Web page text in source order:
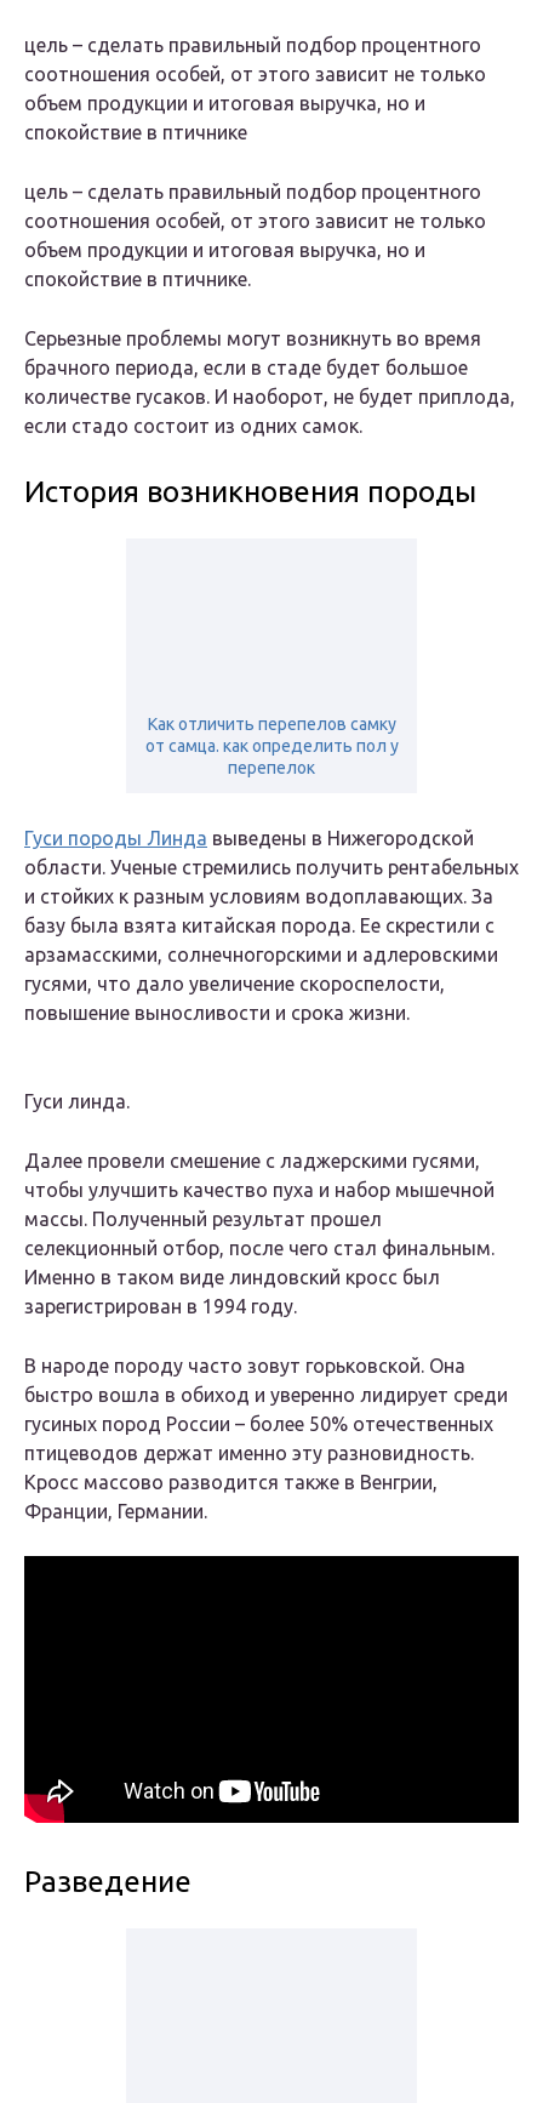
цель – сделать правильный подбор процентного
соотношения особей, от этого зависит не только
объем продукции и итоговая выручка, но и
спокойствие в птичнике
цель – сделать правильный подбор процентного
соотношения особей, от этого зависит не только
объем продукции и итоговая выручка, но и
спокойствие в птичнике.
Серьезные проблемы могут возникнуть во время
брачного периода, если в стаде будет большое
количестве гусаков. И наоборот, не будет приплода,
если стадо состоит из одних самок.
История возникновения породы
Как отличить перепелов самку
от самца. как определить пол у
перепелок
Гуси породы Линда выведены в Нижегородской
области. Ученые стремились получить рентабельных
и стойких к разным условиям водоплавающих. За
базу была взята китайская порода. Ее скрестили с
арзамасскими, солнечногорскими и адлеровскими
гусями, что дало увеличение скороспелости,
повышение выносливости и срока жизни.
Гуси линда.
Далее провели смешение с ладжерскими гусями,
чтобы улучшить качество пуха и набор мышечной
массы. Полученный результат прошел
селекционный отбор, после чего стал финальным.
Именно в таком виде линдовский кросс был
зарегистрирован в 1994 году.
В народе породу часто зовут горьковской. Она
быстро вошла в обиход и уверенно лидирует среди
гусиных пород России – более 50% отечественных
птицеводов держат именно эту разновидность.
Кросс массово разводится также в Венгрии,
Франции, Германии.
Разведение